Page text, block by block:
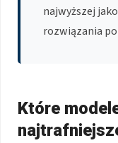
najwyższej
rozwiązania
Które